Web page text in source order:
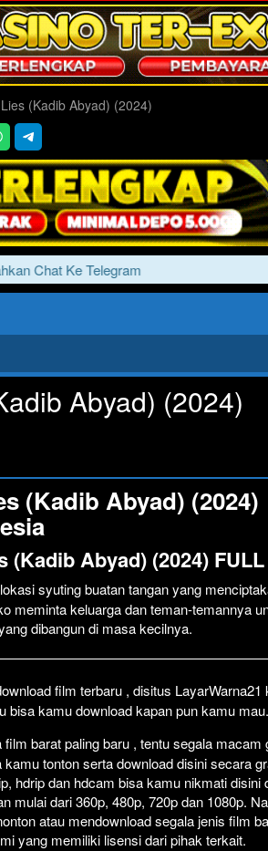
(Kadib Abyad) (2024)
Chat Ke Telegram
Lewati
Click To
Abyad) (2024)
(Kadib Abyad) (2024)
Abyad) (2024)
syuting buatan tangan yang
meminta keluarga dan teman-temannya
dibangun di masa kecilnya.
film terbaru , disitus LayarWarna21
bisa kamu download kapan pun kamu mau.
barat paling baru , tentu segala macam
tonton serta download disini secara
hdrip dan hdcam bisa kamu nikmati disini
mulai dari 360p, 480p, 720p dan 1080p.
atau mendownload segala jenis film
yang memiliki lisensi dari pihak terkait.